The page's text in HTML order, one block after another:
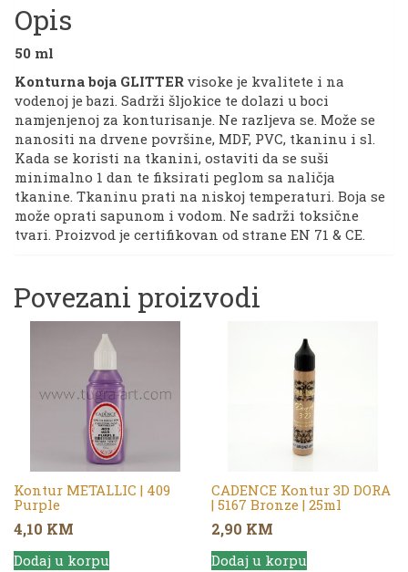
Opis
50 ml
Konturna boja GLITTER visoke je kvalitete i na
vodenoj je bazi. Sadrži šljokice te dolazi u boci
namjenjenoj za konturisanje. Ne razljeva se. Može se
nanositi na drvene površine, MDF, PVC, tkaninu i sl.
Kada se koristi na tkanini, ostaviti da se suši
minimalno 1 dan te fiksirati peglom sa naličja
tkanine. Tkaninu prati na niskoj temperaturi. Boja se
može oprati sapunom i vodom. Ne sadrži toksične
tvari. Proizvod je certifikovan od strane EN 71 & CE.
Povezani proizvodi
Kontur METALLIC | 409
Purple
4,10 KM
Dodaj u korpu
CADENCE Kontur 3D DORA
| 5167 Bronze | 25ml
2,90 KM
Dodaj u korpu